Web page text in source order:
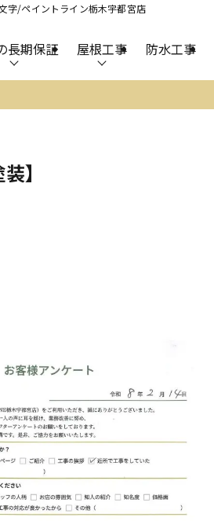
字/ペイントライン栃木宇都宮店
長期保証 屋根工事 防水工事
】